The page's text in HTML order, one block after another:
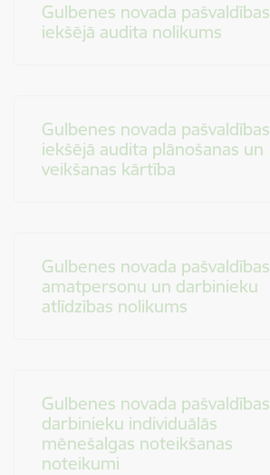
Gulbenes novada pašvaldības
iekšējā audita nolikums
Gulbenes novada pašvaldības
iekšējā audita plānošanas un
veikšanas kārtība
Gulbenes novada pašvaldības
amatpersonu un darbinieku
atlīdzības nolikums
Gulbenes novada pašvaldības
darbinieku individuālās
mēnešalgas noteikšanas
noteikumi